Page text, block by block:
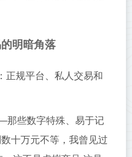
明暗角落
正规平台、私人交易和
那些数字特殊、易于记
十万元不等，我曾见过